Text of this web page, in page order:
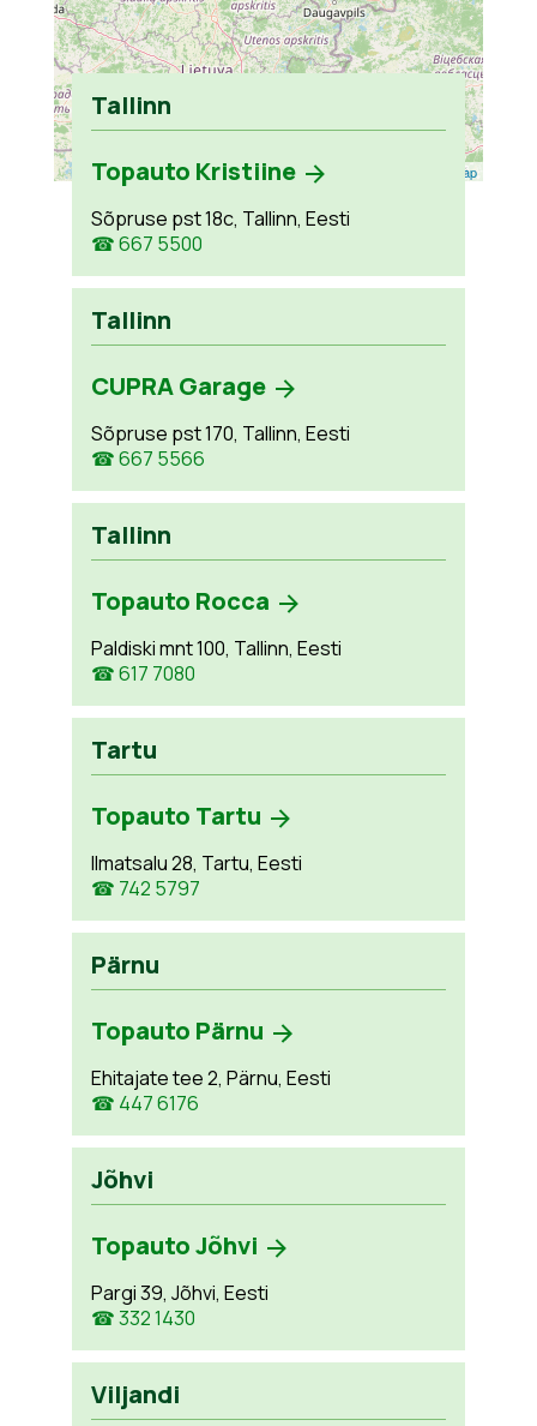
Leaflet OpenStreetMap
Tallinn
Topauto Kristiine
Sõpruse pst 18c, Tallinn, Eesti
☎ 667 5500
Tallinn
CUPRA Garage
Sõpruse pst 170, Tallinn, Eesti
☎ 667 5566
Tallinn
Topauto Rocca
Paldiski mnt 100, Tallinn, Eesti
☎ 617 7080
Tartu
Topauto Tartu
Ilmatsalu 28, Tartu, Eesti
☎ 742 5797
Pärnu
Topauto Pärnu
Ehitajate tee 2, Pärnu, Eesti
☎ 447 6176
Jõhvi
Topauto Jõhvi
Pargi 39, Jõhvi, Eesti
☎ 332 1430
Viljandi